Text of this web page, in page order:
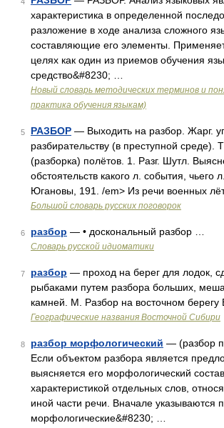
характеристика в определенной
разложение в ходе анализа сложного
составляющие его элементы.
целях как один из приемов обучения
средство&#8230; …
Новый словарь методических терминов и
практика обучения языкам)
5 РАЗБОР — Выходить на разбор. Жарг.
разбирательству (в преступной
(разборка) полётов. 1. Разг. Шутл.
обстоятельств какого л. события, чьего
Югановы, 191. /em> Из речи военных
Большой словарь русских поговорок
6 разбор — • доскональный разбор …
Словарь русской идиоматики
7 разбор — проход на берег для лодок,
рыбаками путем разбора больших,
камней. М. Разбор на восточном берегу
Географические названия Восточной Сибири
8 разбор морфологический — (разбор
Если объектом разбора является
выясняется его морфологический
характеристикой отдельных слов,
иной части речи. Вначале указываются
морфологические&#8230; …